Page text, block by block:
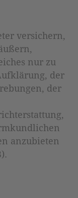
versichern,
nur zu
der
der
anzubieten